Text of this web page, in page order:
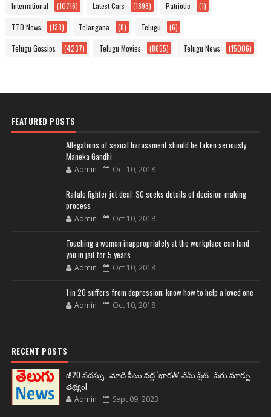
International (10716) Latest Cars (1896) Patriotic (1)
TTD News (138) Telangana (8) Telugu (6)
Telugu Gossips (4237) Telugu Movies (8655) Telugu News (15006)
FEATURED POSTS
Allegations of sexual harassment should be taken seriously:
Maneka Gandhi
Admin Oct 10, 2018
Rafale fighter jet deal: SC seeks details of decision-making
process
Admin Oct 10, 2018
Touching a woman inappropriately at the workplace can land
you in jail for 5 years
Admin Oct 10, 2018
1 in 20 suffers from depression; know how to help a loved one
Admin Oct 10, 2018
RECENT POSTS
జీ20 సదస్సు.. మోదీ సీటు వద్ద ‘భారత్’ నేమ్ ప్లేట్‌.. పేరు మార్పు
తథ్యం!
Admin Sept 09, 2023